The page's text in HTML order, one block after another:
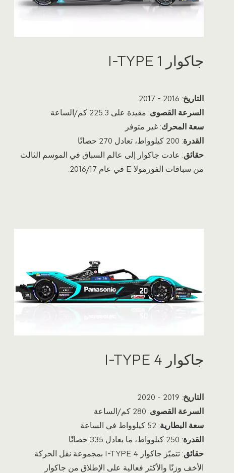
جاكوار I-TYPE 1
التاريخ: 2016 - 2017
السرعة القصوى: مقيدة على 225.3 كم/الساعة
سعة المحرك: غير متوفر
القدرة: 200 كيلوواط، تعادل 270 حصانًا
حقائق: عادت جاكوار إلى عالم السباق في الموسم الثالث
من سباقات الفورمولا E في عام 2016/17.
جاكوار I-TYPE 4
التاريخ: 2019 - 2020
السرعة القصوى: 280 كم/الساعة
سعة البطارية: 52 كيلوواط في الساعة
القدرة: 250 كيلوواط، ما يعادل 335 حصانًا
حقائق
: تتميّز جاكوار ‎I-TYPE 4 بمجموعة نقل الحركة
الأخف وزنًا والأكثر فعالية على الإطلاق من جاكوار